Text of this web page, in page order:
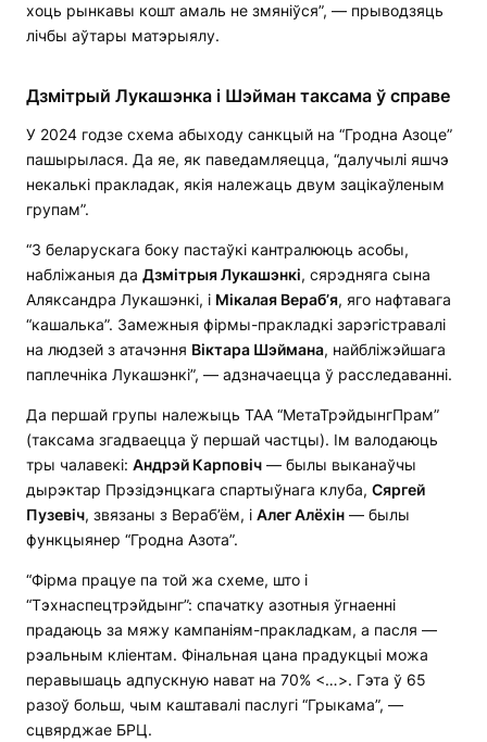
хоць рынкавы кошт амаль не змяніўся”, — прыводзяць
лічбы аўтары матэрыялу.
Дзмітрый Лукашэнка і Шэйман таксама ў справе
У 2024 годзе схема абыходу санкцый на “Гродна Азоце”
пашырылася. Да яе, як паведамляецца, “далучылі яшчэ
некалькі пракладак, якія належаць двум зацікаўленым
групам”.
“З беларускага боку пастаўкі кантралююць асобы,
набліжаныя да Дзмітрыя Лукашэнкі, сярэдняга сына
Аляксандра Лукашэнкі, і Мікалая Вераб’я, яго нафтавага
“кашалька”. Замежныя фірмы-пракладкі зарэгістравалі
на людзей з атачэння Віктара Шэймана, найбліжэйшага
паплечніка Лукашэнкі”, — адзначаецца ў расследаванні.
Да першай групы належыць ТАА “МетаТрэйдынгПрам”
(таксама згадваецца ў першай частцы). Ім валодаюць
тры чалавекі: Андрэй Карповіч — былы выканаўчы
дырэктар Прэзідэнцкага спартыўнага клуба, Сяргей
Пузевіч, звязаны з Вераб’ём, і Алег Алёхін — былы
функцыянер “Гродна Азота”.
“Фірма працуе па той жа схеме, што і
“Тэхнаспецтрэйдынг”: спачатку азотныя ўгнаенні
прадаюць за мяжу кампаніям-пракладкам, а пасля —
рэальным кліентам. Фінальная цана прадукцыі можа
перавышаць адпускную нават на 70% <…>. Гэта ў 65
разоў больш, чым каштавалі паслугі “Грыкама”, —
сцвярджае БРЦ.